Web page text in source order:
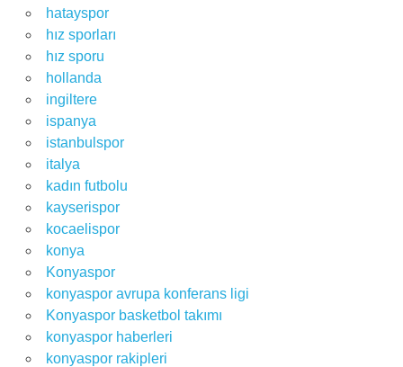
hatayspor
hız sporları
hız sporu
hollanda
ingiltere
ispanya
istanbulspor
italya
kadın futbolu
kayserispor
kocaelispor
konya
Konyaspor
konyaspor avrupa konferans ligi
Konyaspor basketbol takımı
konyaspor haberleri
konyaspor rakipleri